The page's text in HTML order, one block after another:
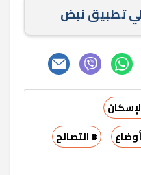
تطبيق نبض
# التصالح